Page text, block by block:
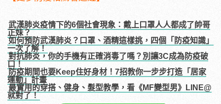
武漢肺炎疫情下的6個社會現象：戴上口罩人人都成了帥哥
正妹？
如何預防武漢肺炎？口罩、酒精這樣挑，四個「防疫知識」
一次了解！
對抗肺炎，你的手機有正確消毒了嗎？別讓3C成為防疫破
口！
防疫期間也要Keep住好身材！7招教你一步步打造「居家
運動」計畫
最實用的穿搭、健身、髮型教學，看《MF變型男》LINE@
就對了！